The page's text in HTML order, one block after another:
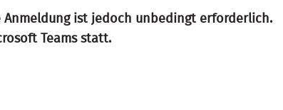
Anmeldung ist jedoch unbedingt erforderlich.
Teams statt.